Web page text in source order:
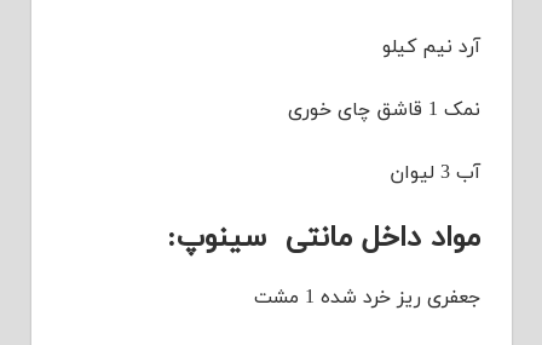
آرد نیم کیلو
نمک 1 قاشق چای خوری
آب 3 لیوان
مواد داخل مانتی سینوپ:
جعفری ریز خرد شده 1 مشت